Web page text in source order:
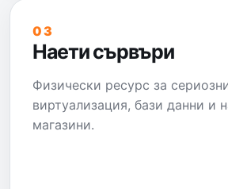
03
Наети сървъри
Физически ресурс за
виртуализация, бази данни и
магазини.